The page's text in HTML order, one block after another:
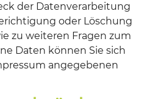
der Datenverarbeitung
oder Löschung
zu weiteren Fragen zum
Daten können Sie sich
angegebenen